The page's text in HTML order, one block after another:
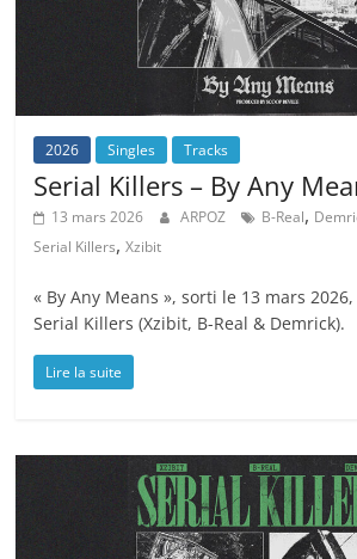
2026 Singles Tracks
Serial Killers – By Any
13 mars 2026 ARPOZ B-Real,
Serial Killers,Xzibit
« By Any Means », sorti le 13 mars
Serial Killers (Xzibit, B-Real & Demrick).
Lire la suite